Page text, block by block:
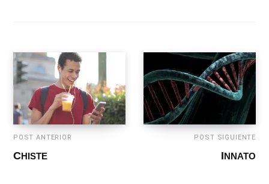
POST ANTERIOR
CHISTE
POST SIGUIENTE
INNATO